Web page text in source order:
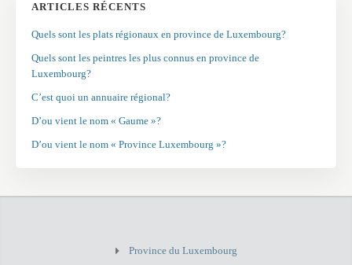
ARTICLES RÉCENTS
Quels sont les plats régionaux en province de Luxembourg?
Quels sont les peintres les plus connus en province de
Luxembourg?
C’est quoi un annuaire régional?
D’ou vient le nom « Gaume »?
D’ou vient le nom « Province Luxembourg »?
Province du Luxembourg